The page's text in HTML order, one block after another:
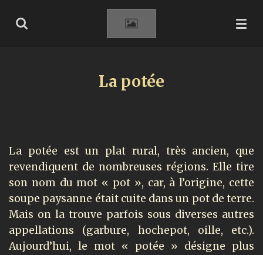
La potée
La potée est un plat rural, très ancien, que
revendiquent de nombreuses régions. Elle tire
son nom du mot « pot », car, à l’origine, cette
soupe paysanne était cuite dans un pot de terre.
Mais on la trouve parfois sous diverses autres
appellations (garbure, hochepot, oille, etc.).
Aujourd’hui, le mot « potée » désigne plus